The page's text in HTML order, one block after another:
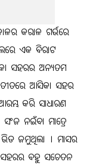
କରାଳ ଗର୍ଭରେ
ଏକ ବିରାଟ
ସହରର ଅନ୍ୟତମ
ଆସିକା ସହର
କରି ସାଧାରଣ
ନଇଁବା ମାତ୍ରେ
ଜମୁଥିଲା । ମାସର
ସହରର ବହୁ ସଚେତନ